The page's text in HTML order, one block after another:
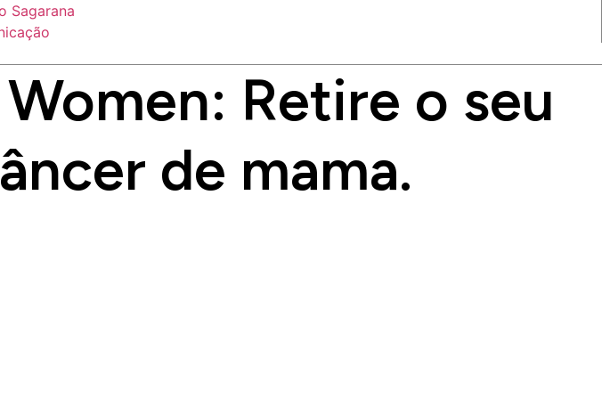
Retire o seu
de mama.